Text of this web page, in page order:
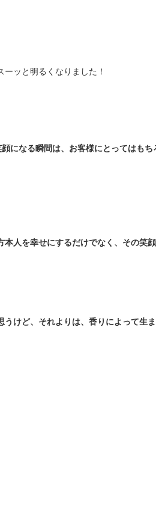
ッと明るくなりました！
になる瞬間は、お客様にとってはも
人を幸せにするだけでなく、その笑
けど、それよりは、香りによって生